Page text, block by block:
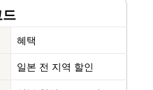
혜택
일본 전 지역 할인